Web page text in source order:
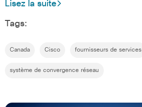
Lisez la suite
Tags:
Canada Cisco fournisseurs de services
système de convergence réseau